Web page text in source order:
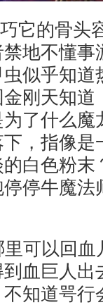
它的骨头
地不懂事
似乎知道
刚天知道
了什么魔
，指像是
白色粉末
停牛魔法
可以回血
血巨人出
知道咢行